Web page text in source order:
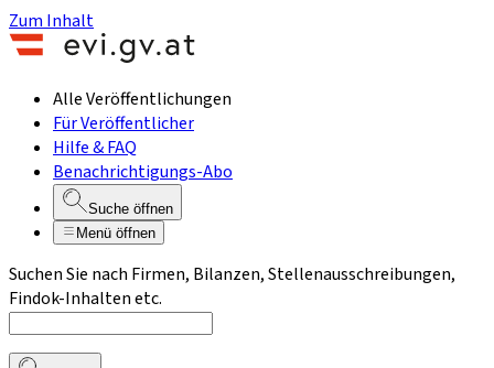
Zum Inhalt
Alle Veröffentlichungen
Für Veröffentlicher
Hilfe & FAQ
Benachrichtigungs-Abo
Suche öffnen
Menü öffnen
Suchen Sie nach Firmen, Bilanzen, Stellenausschreibungen,
Findok-Inhalten etc.